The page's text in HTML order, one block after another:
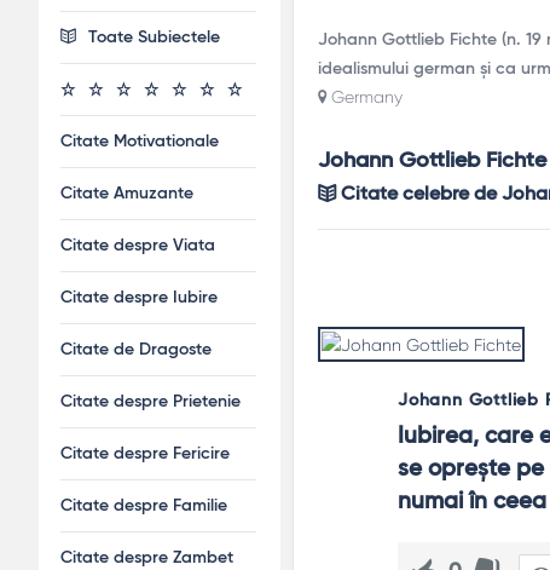
Johann Gottlieb Fichte (n. 19
idealismului german și ca
Germany
Johann Gottlieb
Citate celebre de
Johann Gottlieb
Iubirea, care
se oprește pe
numai în
Toate Subiectele
Citate Motivationale
Citate Amuzante
Citate despre Viata
Citate despre Iubire
Citate de Dragoste
Citate despre Prietenie
Citate despre Fericire
Citate despre Familie
Citate despre Zambet